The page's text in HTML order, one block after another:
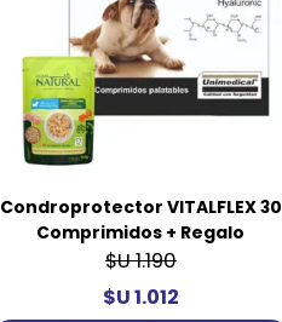
Condroprotector VITALFLEX 30
Comprimidos + Regalo
$U 1.190
$U 1.012